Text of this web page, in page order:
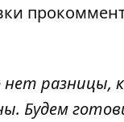
разницы,
Будем